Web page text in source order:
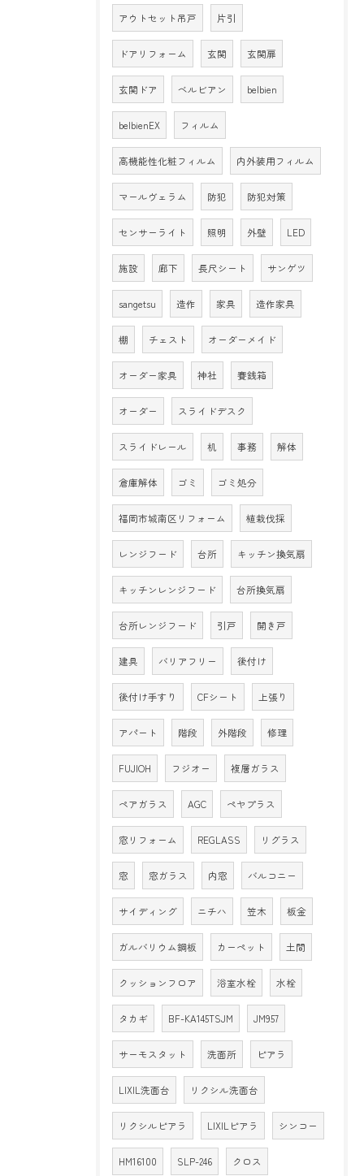
アウトセット吊戸 片引
ドアリフォーム 玄関 玄関扉
玄関ドア ベルビアン belbien
belbienEX フィルム
高機能性化粧フィルム 内外装用フィルム
マールヴェラム 防犯 防犯対策
センサーライト 照明 外壁 LED
施設 廊下 長尺シート サンゲツ
sangetsu 造作 家具 造作家具
棚 チェスト オーダーメイド
オーダー家具 神社 賽銭箱
オーダー スライドデスク
スライドレール 机 事務 解体
倉庫解体 ゴミ ゴミ処分
福岡市城南区リフォーム 植栽伐採
レンジフード 台所 キッチン換気扇
キッチンレンジフード 台所換気扇
台所レンジフード 引戸 開き戸
建具 バリアフリー 後付け
後付け手すり CFシート 上張り
アパート 階段 外階段 修理
FUJIOH フジオー 複層ガラス
ペアガラス AGC ペヤプラス
窓リフォーム REGLASS リグラス
窓 窓ガラス 内窓 バルコニー
サイディング ニチハ 笠木 板金
ガルバリウム鋼板 カーペット 土間
クッションフロア 浴室水栓 水栓
タカギ BF-KA145TSJM JM957
サーモスタット 洗面所 ピアラ
LIXIL洗面台 リクシル洗面台
リクシルピアラ LIXILピアラ シンコー
HM16100 SLP-246 クロス